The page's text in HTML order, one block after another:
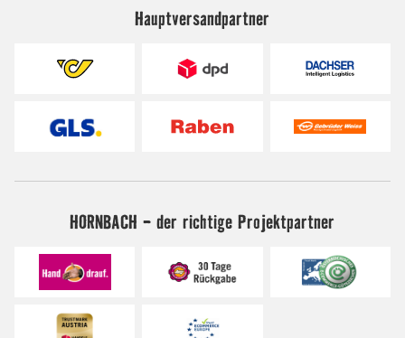
Hauptversandpartner
HORNBACH - der richtige Projektpartner